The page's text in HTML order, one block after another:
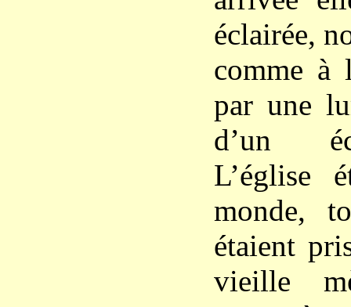
éclairée,
comme à
par une
d’un
L’église
monde,
étaient
vieille